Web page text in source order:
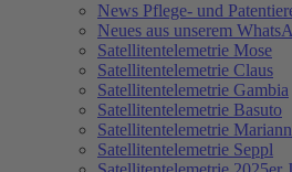
News Pflege- und
Neues aus unserem
Satellitentelemetrie Mose
Satellitentelemetrie Claus
Satellitentelemetrie Gambia
Satellitentelemetrie Basuto
Satellitentelemetrie
Satellitentelemetrie Seppl